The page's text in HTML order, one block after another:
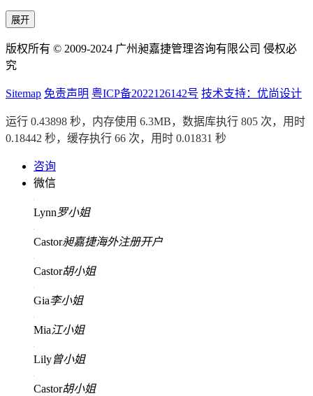
展开
版权所有 © 2009-2024 广州昶嘉捷管理咨询有限公司 侵权必
究
Sitemap 免责声明 粤ICP备2022126142号 技术支持：优尚设计
运行 0.43898 秒，内存使用 6.3MB，数据库执行 805 次，用时
0.18442 秒，缓存执行 66 次，用时 0.01831 秒
咨询
微信
Lynn罗小姐
Castor昶嘉捷海外注册开户
Castor胡小姐
Gia李小姐
Mia江小姐
Lily曾小姐
Castor胡小姐